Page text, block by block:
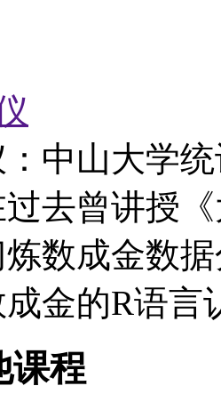
中山大学
过去曾讲授
数成金数
金的R语言
课程